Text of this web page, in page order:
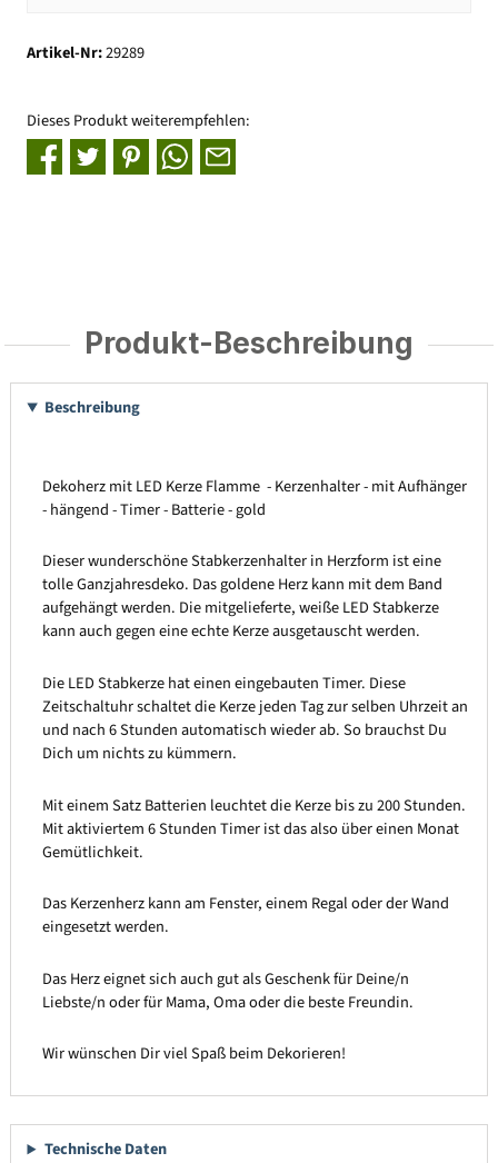
Artikel-Nr:29289
Dieses Produkt weiterempfehlen:
Produkt-Beschreibung
Beschreibung
Dekoherz mit LED Kerze Flamme - Kerzenhalter - mit Aufhänger
- hängend - Timer - Batterie - gold
Dieser wunderschöne Stabkerzenhalter in Herzform ist eine
tolle Ganzjahresdeko. Das goldene Herz kann mit dem Band
aufgehängt werden. Die mitgelieferte, weiße LED Stabkerze
kann auch gegen eine echte Kerze ausgetauscht werden.
Die LED Stabkerze hat einen eingebauten Timer. Diese
Zeitschaltuhr schaltet die Kerze jeden Tag zur selben Uhrzeit an
und nach 6 Stunden automatisch wieder ab. So brauchst Du
Dich um nichts zu kümmern.
Mit einem Satz Batterien leuchtet die Kerze bis zu 200 Stunden.
Mit aktiviertem 6 Stunden Timer ist das also über einen Monat
Gemütlichkeit.
Das Kerzenherz kann am Fenster, einem Regal oder der Wand
eingesetzt werden.
Das Herz eignet sich auch gut als Geschenk für Deine/n
Liebste/n oder für Mama, Oma oder die beste Freundin.
Wir wünschen Dir viel Spaß beim Dekorieren!
Technische Daten